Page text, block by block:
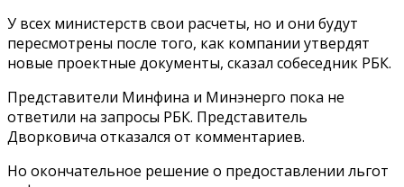
У всех министерств свои расчеты, но и они будут
пересмотрены после того, как компании утвердят
новые проектные документы, сказал собеседник РБК.
Представители Минфина и Минэнерго пока не
ответили на запросы РБК. Представитель
Дворковича отказался от комментариев.
Но окончательное решение о предоставлении льгот